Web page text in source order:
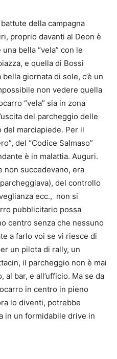
della campagna
proprio davanti al Deon è
bella “vela” con le
e quella di Bossi
giornata di sole, c’è un
non vedere quella
“vela” sia in zona
del parcheggio delle
marciapiede. Per il
del “Codice Salmaso”
è in malattia. Auguri.
non succedevano, era
del controllo
ecc., non si
pubblicitario possa
centro senza che nessuno
a farlo voi se vi riesce di
un pilota di rally, un
il parcheggio non è mai
bar, e all’ufficio. Ma se da
in centro in pieno
lo diventi, potrebbe
in un formidabile drive in